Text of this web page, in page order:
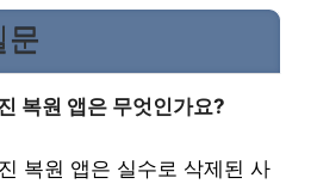
문
복원 앱은 무엇인가요?
복원 앱은 실수로 삭제된 사